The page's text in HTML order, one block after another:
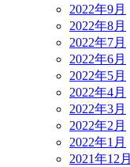
2022年9月
2022年8月
2022年7月
2022年6月
2022年5月
2022年4月
2022年3月
2022年2月
2022年1月
2021年12月